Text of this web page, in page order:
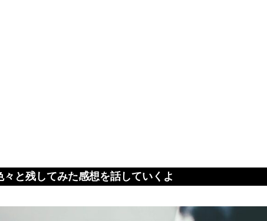
と残してみた感想を話していくよ